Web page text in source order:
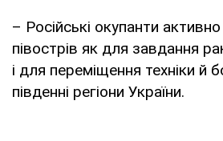
– Російські окупанти
півострів як для завдання
і для переміщення техніки й
південні регіони України.